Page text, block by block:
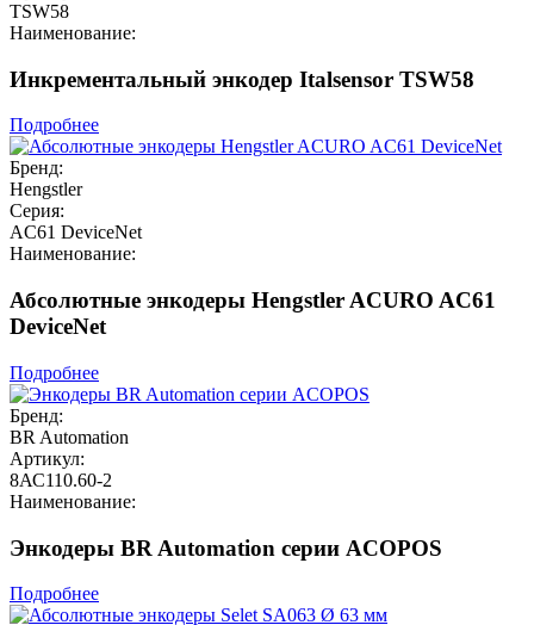
TSW58
Наименование:
Инкрементальный энкодер Italsensor TSW58
Подробнее
Бренд:
Hengstler
Серия:
AC61 DeviceNet
Наименование:
Абсолютные энкодеры Hengstler ACURO AC61
DeviceNet
Подробнее
Бренд:
BR Automation
Артикул:
8АС110.60-2
Наименование:
Энкодеры BR Automation серии ACOPOS
Подробнее